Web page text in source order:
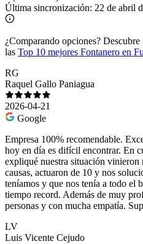
Última sincronización: 22 de abril
¿Comparando opciones? Descubre
las Top 10 mejores Fontanero en
RG
Raquel Gallo Paniagua
2026-04-21
Google
Empresa 100% recomendable.
hoy en día es difícil encontrar. En
expliqué nuestra situación vinieron
causas, actuaron de 10 y nos
teníamos y que nos tenía a todo el
tiempo record. Además de muy
personas y con mucha empatía.
LV
Luis Vicente Cejudo